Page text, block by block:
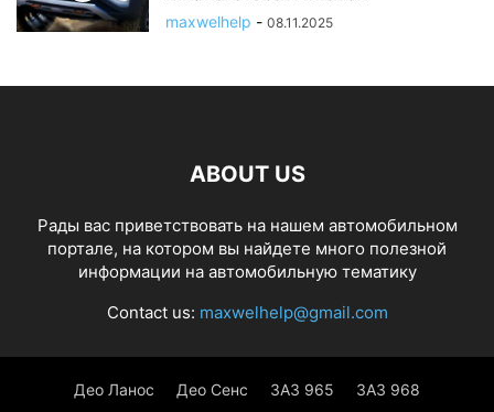
maxwelhelp - 08.11.2025
ABOUT US
Рады вас приветствовать на нашем автомобильном
портале, на котором вы найдете много полезной
информации на автомобильную тематику
Contact us: maxwelhelp@gmail.com
Део Ланос Део Сенс ЗАЗ 965 ЗАЗ 968